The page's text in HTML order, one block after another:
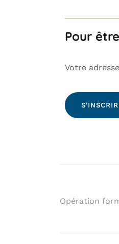
Pour
Votre
Opération